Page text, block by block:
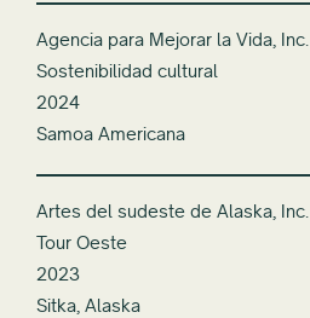
Agencia para Mejorar la Vida, Inc.
Sostenibilidad cultural
2024
Samoa Americana
Artes del sudeste de Alaska, Inc.
Tour Oeste
2023
Sitka, Alaska